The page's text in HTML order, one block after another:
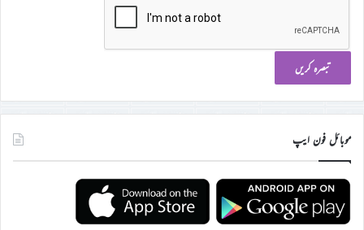
موبائل فون ایپ